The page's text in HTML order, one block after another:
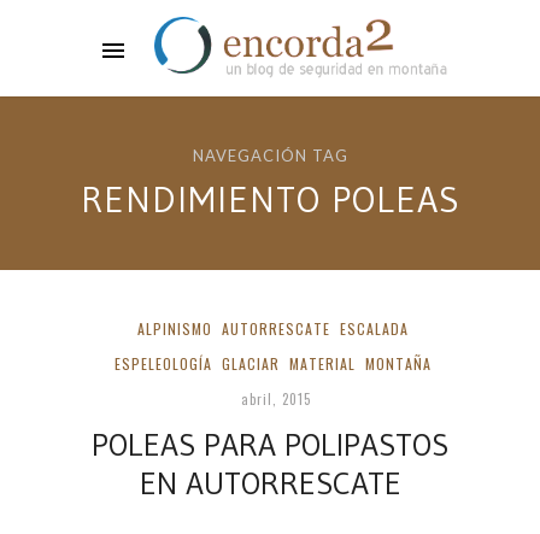
NAVEGACIÓN TAG
RENDIMIENTO POLEAS
ALPINISMO AUTORRESCATE ESCALADA
ESPELEOLOGÍA GLACIAR MATERIAL MONTAÑA
abril, 2015
POLEAS PARA POLIPASTOS
EN AUTORRESCATE